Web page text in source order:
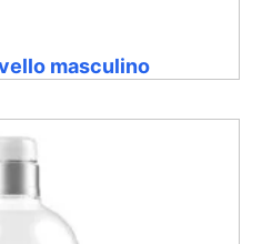
masculino